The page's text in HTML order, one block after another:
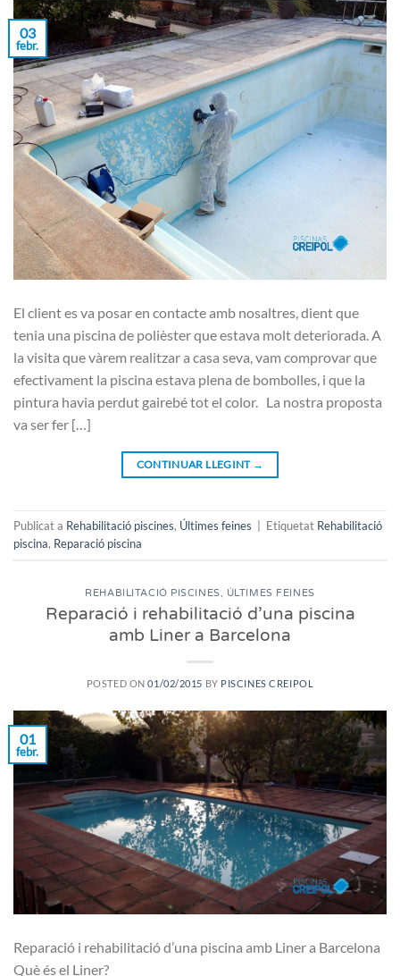
03
febr.
El client es va posar en contacte amb nosaltres, dient que
tenia una piscina de polièster que estava molt deteriorada. A
la visita que vàrem realitzar a casa seva, vam comprovar que
efectivament la piscina estava plena de bombolles, i que la
pintura havia perdut gairebé tot el color. La nostra proposta
va ser fer […]
CONTINUAR LLEGINT →
Publicat a Rehabilitació piscines, Últimes feines Etiquetat Rehabilitació
piscina, Reparació piscina
REHABILITACIÓ PISCINES, ÚLTIMES FEINES
Reparació i rehabilitació d’una piscina
amb Liner a Barcelona
POSTED ON01/02/2015 BY PISCINES CREIPOL
01
febr.
Reparació i rehabilitació d’una piscina amb Liner a Barcelona
Què és el Liner?